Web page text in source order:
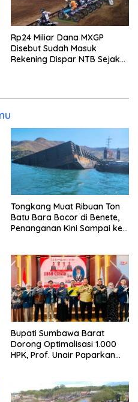
Rp24 Miliar Dana MXGP
Disebut Sudah Masuk
Rekening Dispar NTB Sejak
Tongkang Muat Ribuan Ton
Batu Bara Bocor di Benete,
Penanganan Kini Sampai ke
Bupati Sumbawa Barat
Dorong Optimalisasi 1.000
HPK, Prof. Unair Paparkan